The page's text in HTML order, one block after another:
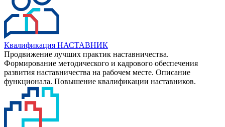
Квалификация НАСТАВНИК
Продвижение лучших практик наставничества.
Формирование методического и кадрового обеспечения
развития наставничества на рабочем месте. Описание
функционала. Повышение квалификации наставников.